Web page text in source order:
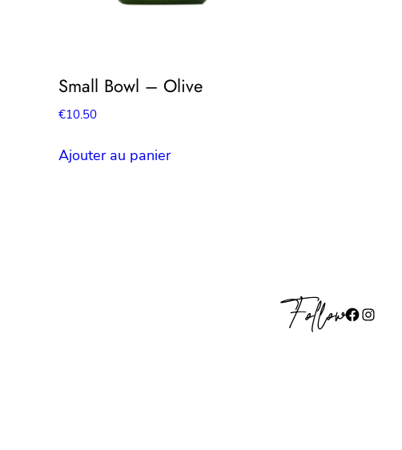
Small Bowl – Olive
€10.50
Ajouter au panier
FollowFacebook Instagram